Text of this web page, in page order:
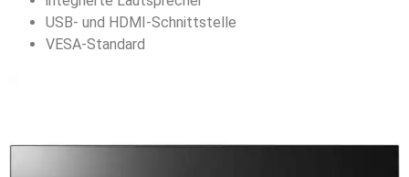
USB- und HDMI-Schnittstelle
VESA-Standard